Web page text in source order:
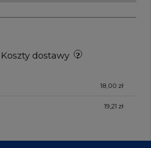
Koszty dostawy
18,00 zł
19,21 zł